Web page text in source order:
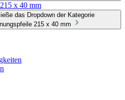
x 40 mm
das Dropdown der Kategorie
215 x 40 mm